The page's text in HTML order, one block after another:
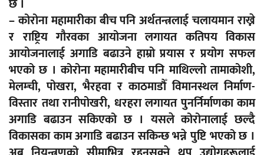
छ ।
– कोरोना महामारीका बीच पनि अर्थतन्त्रलाई चलायमान राख्ने
र राष्ट्रिय गौरवका आयोजना लगायत कतिपय विकास
आयोजनालाई अगाडि बढाउने हाम्रो प्रयास र प्रयोग सफल
भएको छ । कोरोना महामारीबीच पनि माथिल्लो तामाकोशी,
मेलम्ची, पोखरा, भैरहवा र काठमाडौँ विमानस्थल निर्माण-
विस्तार तथा रानीपोखरी, धरहरा लगायत पुनर्निर्माणका काम
अगाडि बढाउन सकिएको छ । यसले कोरोनालाई छल्दै
विकासका काम अगाडि बढाउन सकिन्छ भन्ने पुष्टि भएको छ ।